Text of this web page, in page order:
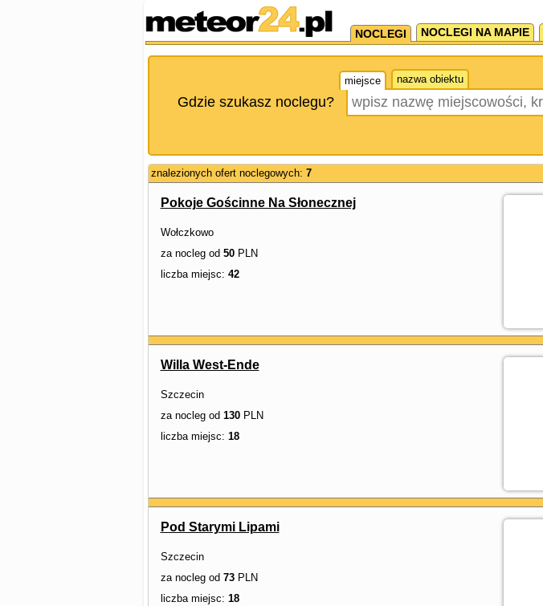
NOCLEGI NOCLEGI NA MAPIE
miejsce nazwa obiektu
Gdzie szukasz noclegu?
znalezionych ofert noclegowych: 7
Pokoje Gościnne Na Słonecznej
Wołczkowo
za nocleg od 50PLN
liczba miejsc: 42
Willa West-Ende
Szczecin
za nocleg od 130PLN
liczba miejsc: 18
Pod Starymi Lipami
Szczecin
za nocleg od 73PLN
liczba miejsc: 18